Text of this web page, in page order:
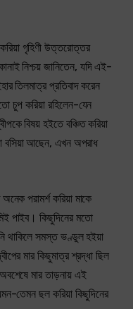
গৃহিণী উত্তরোত্তর
নিশ্চয় জানিতেন, যদি এই-
তিলমাত্র প্রতিবাদ করেন
চুপ করিয়া রহিলেন-যেন
বিষয় হইতে বঞ্চিত করিয়া
বসিয়া আছেন, এখন অপরাধ
পরামর্শ করিয়া মাকে
পাইব। কিছুদিনের মতো
থাকিলে সমস্ত ভণ্ডুল হইয়া
মার কিছুমাত্র শ্রদ্ধা ছিল
মার তাড়নায় এই
তেমন ছল করিয়া কিছুদিনের